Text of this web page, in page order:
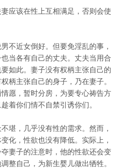
应该在性上互相满足，否则会使
不近女倒好。但要免淫乱的事，
当各有自己的丈夫。丈夫当用合
如此。妻子没有权柄主张自己的
柄主张自己的身子，乃在妻子。
愿，暂时分房，为要专心祷告方
着你们情不自禁引诱你们。
堪，几乎没有性的需求。然而，
化，性欲也没有降低。实际上，
妻子的注意时，他的性欲还会变
整自己，为新生婴儿做出牺牲。